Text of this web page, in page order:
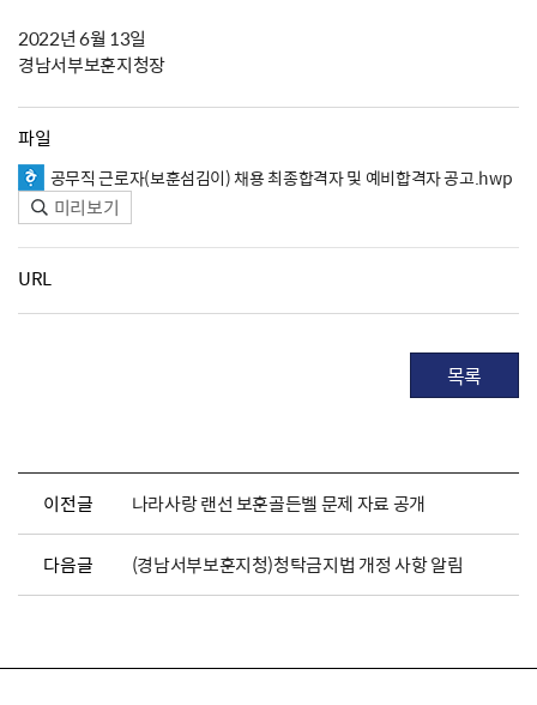
2022년 6월 13일
경남서부보훈지청장
파일
공무직 근로자(보훈섬김이) 채용 최종합격자 및 예비합격자 공고.hwp
미리보기
URL
목록
이전글 나라사랑 랜선 보훈골든벨 문제 자료 공개
다음글 (경남서부보훈지청)청탁금지법 개정 사항 알림